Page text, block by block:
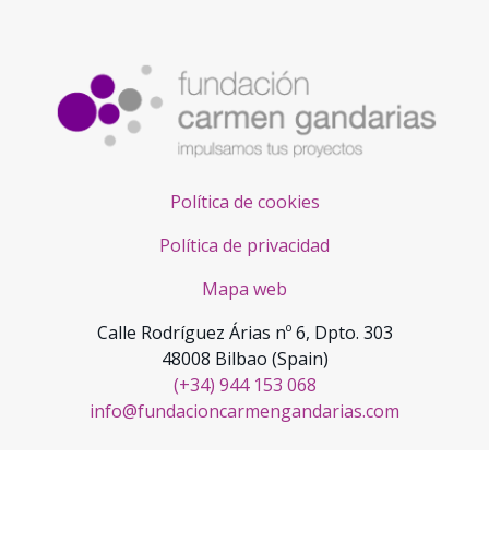
Política de cookies
Política de privacidad
Mapa web
Calle Rodríguez Árias nº 6, Dpto. 303
48008 Bilbao (Spain)
(+34) 944 153 068
info@fundacioncarmengandarias.com